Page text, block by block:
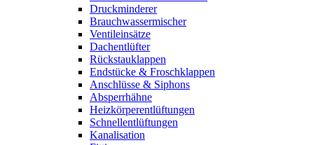
Druckminderer
Brauchwassermischer
Ventileinsätze
Dachentlüfter
Rückstauklappen
Endstücke & Froschklappen
Anschlüsse & Siphons
Absperrhähne
Heizkörperentlüftungen
Schnellentlüftungen
Kanalisation